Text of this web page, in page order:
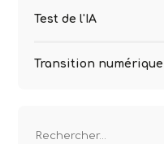
Test de l'IA
Transition numérique
Rechercher :